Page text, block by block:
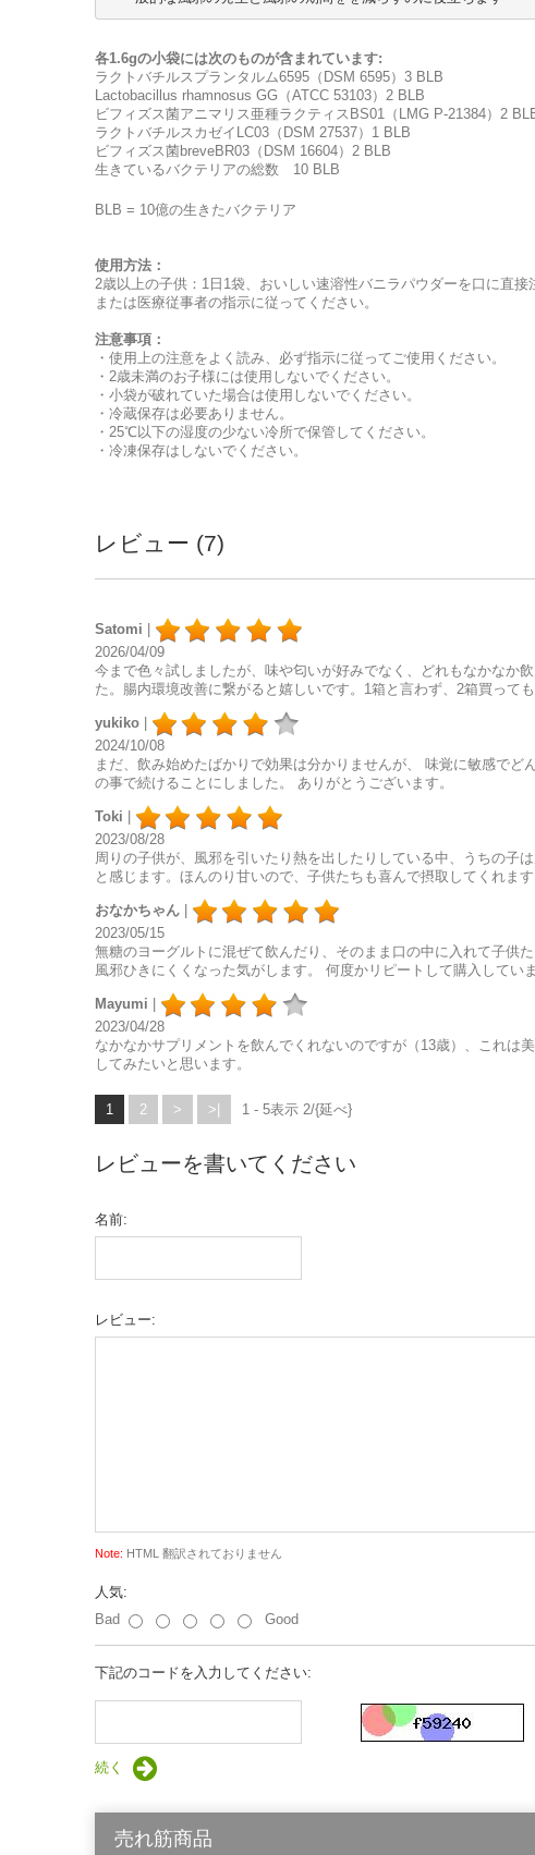
各1.6gの小袋には次のものが含まれています:
ラクトバチルスプランタルム6595（DSM 6595）3 BLB
Lactobacillus rhamnosus GG（ATCC 53103）2 BLB
ビフィズス菌アニマリス亜種ラクティスBS01（LMG P-21384）2
ラクトバチルスカゼイLC03（DSM 27537）1 BLB
ビフィズス菌breveBR03（DSM 16604）2 BLB
生きているバクテリアの総数 10 BLB
BLB = 10億の生きたバクテリア
使用方法：
2歳以上の子供：1日1袋、おいしい速溶性バニラパウダーを口に直
または医療従事者の指示に従ってください。
注意事項：
・使用上の注意をよく読み、必ず指示に従ってご使用ください。
・2歳未満のお子様には使用しないでください。
・小袋が破れていた場合は使用しないでください。
・冷蔵保存は必要ありません。
・25℃以下の湿度の少ない冷所で保管してください。
・冷凍保存はしないでください。
レビュー (7)
Satomi
2026/04/09
今まで色々試しましたが、味や匂いが好みでなく、どれもなかなか
た。腸内環境改善に繋がると嬉しいです。1箱と言わず、2箱買って
yukiko
2024/10/08
まだ、飲み始めたばかりで効果は分かりませんが、 味覚に敏感で
の事で続けることにしました。 ありがとうございます。
Toki
2023/08/28
周りの子供が、風邪を引いたり熱を出したりしている中、うちの子
と感じます。ほんのり甘いので、子供たちも喜んで摂取してくれま
おなかちゃん
2023/05/15
無糖のヨーグルトに混ぜて飲んだり、そのまま口の中に入れて子供
風邪ひきにくくなった気がします。 何度かリピートして購入していま
Mayumi
2023/04/28
なかなかサプリメントを飲んでくれないのですが（13歳）、これは
してみたいと思います。
1 2 > >| 1 - 5表示 2/{延べ}
レビューを書いてください
名前:
レビュー:
Note: HTML 翻訳されておりません
人気:
Bad
Good
下記のコードを入力してください:
続く
売れ筋商品